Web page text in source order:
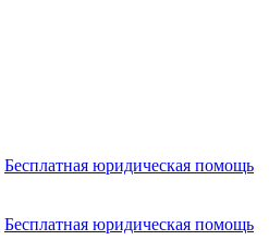
Бесплатная юридическая помощь
Бесплатная юридическая помощь